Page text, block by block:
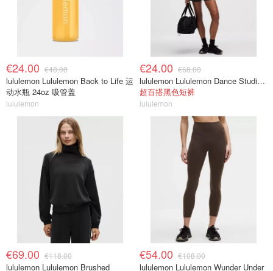
€24.00 €48.00
lululemon Lululemon Back to Life 运
动水瓶 24oz 吸管盖
lululemon
€24.00 €68.00
lululemon Lululemon Dance Studio 高腰短裤 3.5英寸
超百搭黑色短裤
lululemon
€69.00 €118.00
lululemon Lululemon Brushed
€54.00 €108.00
lululemon Lululemon Wunder Under